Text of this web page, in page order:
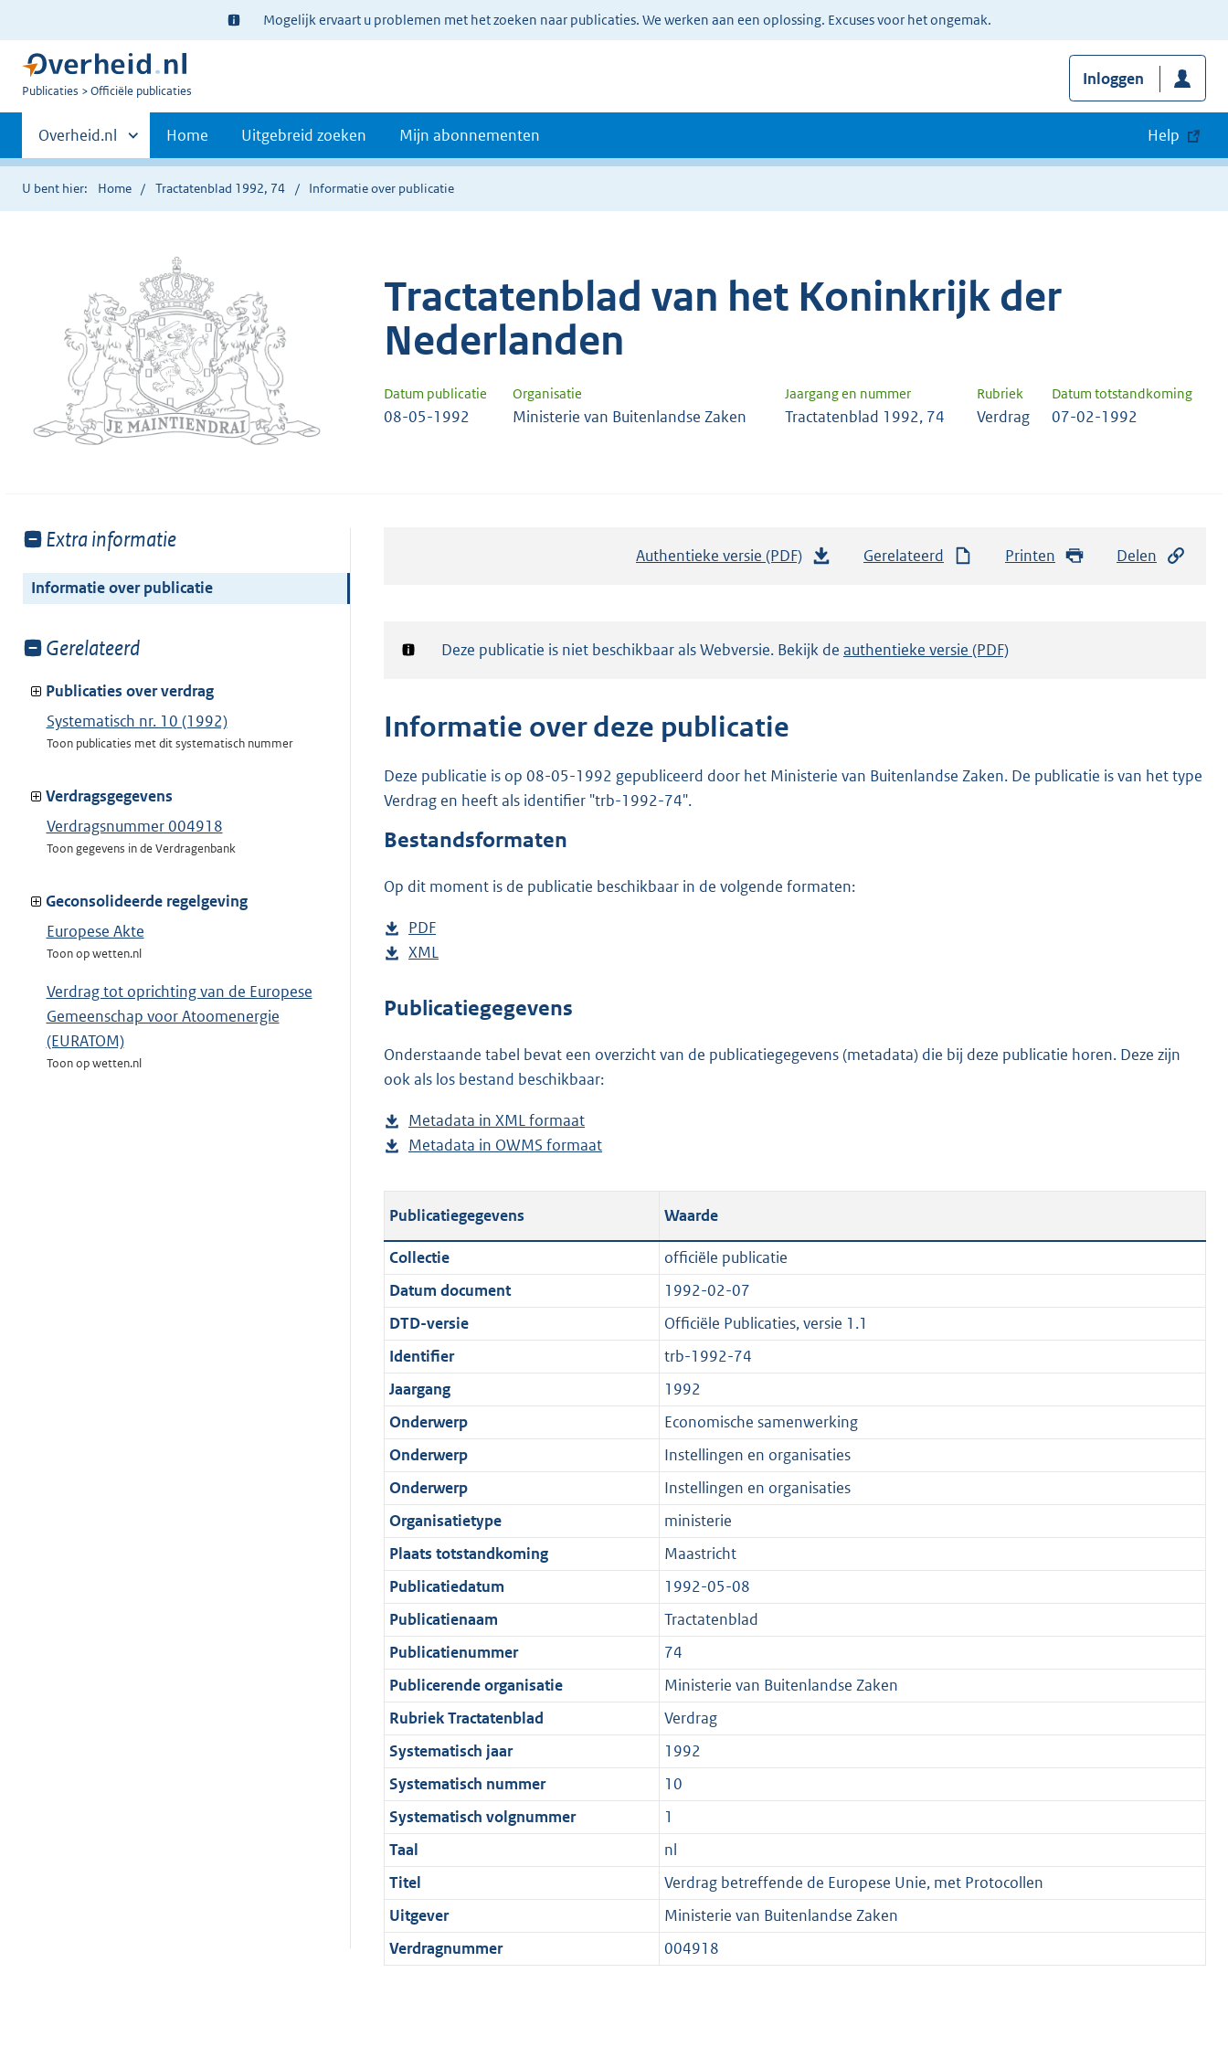
Ter
informatie:
Mogelijk ervaart u problemen met het zoeken naar publicaties. We werken aan een oplossing. Excuses voor het ongemak.
U
Publicaties Officiële publicaties
Inloggen
Primaire
navigatie
Andere
sites
binnen
Overheid.nl Home Uitgebreid zoeken Mijn abonnementen Help
U bent hier: Home Tractatenblad 1992, 74 Informatie over publicatie
Tractatenblad van het Koninkrijk der
Nederlanden
Datum publicatie Organisatie Jaargang en nummer Rubriek Datum totstandkoming
08-05-1992 Ministerie van Buitenlandse Zaken Tractatenblad 1992, 74 Verdrag 07-02-1992
Toon
van:
Extra informatie
Informatie over publicatie
Toon
van:
Gerelateerd
Publicaties over verdrag
Systematisch nr. 10 (1992)
Toon publicaties met dit systematisch nummer
Verdragsgegevens
Verdragsnummer 004918
Toon gegevens in de Verdragenbank
Geconsolideerde regelgeving
Europese Akte
Toon op wetten.nl
Verdrag tot oprichting van de Europese
Gemeenschap voor Atoomenergie
(EURATOM)
Toon op wetten.nl
Authentieke versie (PDF)
a
r
b
Gerelateerd Printen Delen
Notificatie:
Deze publicatie is niet beschikbaar als Webversie. Bekijk de authentieke versie (PDF)
Informatie over deze publicatie
Deze publicatie is op 08-05-1992 gepubliceerd door het Ministerie van Buitenlandse Zaken. De publicatie is van het type
Verdrag en heeft als identifier "trb-1992-74".
Bestandsformaten
Op dit moment is de publicatie beschikbaar in de volgende formaten:
D
o
n
o
a
p
u
i
c
a
t
i
e
i
n
f
o
r
m
a
a
t
PDF
e
t
n
d
g
r
t
t
e
8
,
1
M
b
D
w
l
o
d
p
l
i
c
a
t
i
e
i
n
f
o
r
m
a
a
t
XML
s
a
n
s
g
o
t
t
e
:
0
K
b
Publicatiegegevens
Onderstaande tabel bevat een overzicht van de publicatiegegevens (metadata) die bij deze publicatie horen. Deze zijn
ook als los bestand beschikbaar:
Metadata in XML formaat
e
t
n
r
t
K
Metadata in OWMS formaat
s
a
g
t
2
Publicatiegegevens Waarde
Collectie
officiële publicatie
Datum document
1992-02-07
DTD-versie
Officiële Publicaties, versie 1.1
Identifier
trb-1992-74
Jaargang
1992
Onderwerp
Economische samenwerking
Onderwerp
Instellingen en organisaties
Onderwerp
Instellingen en organisaties
Organisatietype
ministerie
Plaats totstandkoming
Maastricht
Publicatiedatum
1992-05-08
Publicatienaam
Tractatenblad
Publicatienummer
74
Publicerende organisatie
Ministerie van Buitenlandse Zaken
Rubriek Tractatenblad
Verdrag
Systematisch jaar
1992
Systematisch nummer
10
Systematisch volgnummer
1
Taal
nl
Titel
Verdrag betreffende de Europese Unie, met Protocollen
Uitgever
Ministerie van Buitenlandse Zaken
Verdragnummer
004918